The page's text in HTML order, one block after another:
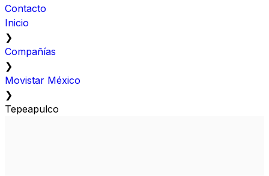
Contacto
Inicio
❯
Compañías
❯
Movistar México
❯
Tepeapulco